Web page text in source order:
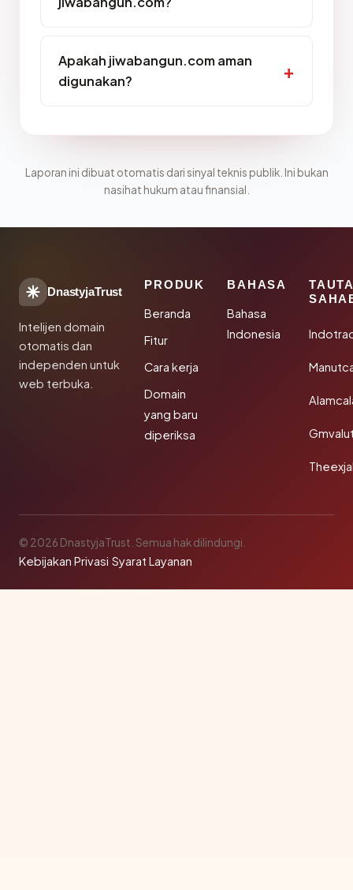
Apakah jiwabangun.com aman
digunakan?
Laporan ini dibuat otomatis dari sinyal teknis publik. Ini bukan
nasihat hukum atau finansial.
DnastyjaTrust
Intelijen domain
otomatis dan
independen untuk
web terbuka.
PRODUK
Beranda
Fitur
Cara kerja
Domain
yang baru
diperiksa
BAHASA
Bahasa
Indonesia
© 2026 DnastyjaTrust. Semua hak dilindungi.
Kebijakan Privasi·Syarat Layanan